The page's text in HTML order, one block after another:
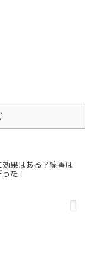
果はある？線香は
た！